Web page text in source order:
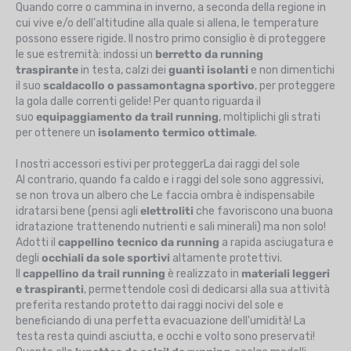
Quando corre o cammina in inverno, a seconda della regione in
cui vive e/o dell'altitudine alla quale si allena, le temperature
possono essere rigide. Il nostro primo consiglio è di proteggere
le sue estremità: indossi un berretto da running
traspirante in testa, calzi dei guanti isolanti e non dimentichi
il suo scaldacollo o passamontagna sportivo, per proteggere
la gola dalle correnti gelide! Per quanto riguarda il
suo equipaggiamento da trail running, moltiplichi gli strati
per ottenere un isolamento termico ottimale.
I nostri accessori estivi per proteggerLa dai raggi del sole
Al contrario, quando fa caldo e i raggi del sole sono aggressivi,
se non trova un albero che Le faccia ombra è indispensabile
idratarsi bene (pensi agli elettroliti che favoriscono una buona
idratazione trattenendo nutrienti e sali minerali) ma non solo!
Adotti il cappellino tecnico da running a rapida asciugatura e
degli occhiali da sole sportivi altamente protettivi.
cappellino da trail running è realizzato in materiali leggeri
e traspiranti, permettendole così di dedicarsi alla sua attività
preferita restando protetto dai raggi nocivi del sole e
beneficiando di una perfetta evacuazione dell'umidità! La
testa resta quindi asciutta, e occhi e volto sono preservati!